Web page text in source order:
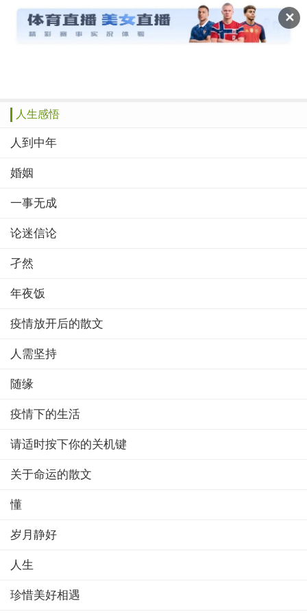
✕
读文斋
推荐 赞榜 绝品 诗歌
人生感悟
人到中年
婚姻
一事无成
论迷信论
孑然
年夜饭
疫情放开后的散文
人需坚持
随缘
疫情下的生活
请适时按下你的关机键
关于命运的散文
懂
岁月静好
人生
珍惜美好相遇